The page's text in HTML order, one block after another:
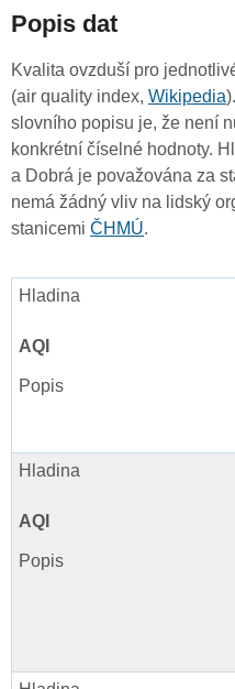
Popis dat
Kvalita ovzduší pro
(air quality index, Wikipedia
slovního popisu je, že není
konkrétní číselné hodnoty.
a Dobrá je považována za
nemá žádný vliv na lidský
stanicemi ČHMÚ.